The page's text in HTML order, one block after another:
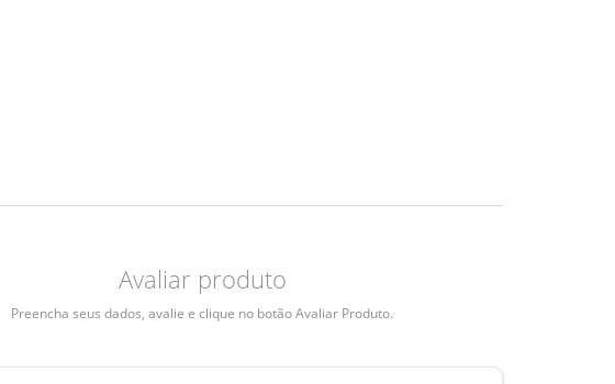
Avaliar produto
Preencha seus dados, avalie e clique no botão Avaliar Produto.